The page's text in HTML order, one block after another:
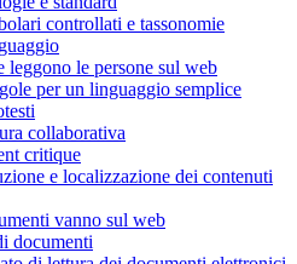
controllati e tassonomie
leggono le persone sul web
per un linguaggio semplice
collaborativa
critique
e localizzazione dei contenuti
vanno sul web
documenti